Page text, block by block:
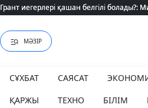
Грант иегерлері қашан белгілі болады?:
Грант иегерлері қашан белгілі болады?:
МӘЗІР
СҰХБАТ САЯСАТ
ҚАРЖЫ
ТЕХНО БІЛІМ